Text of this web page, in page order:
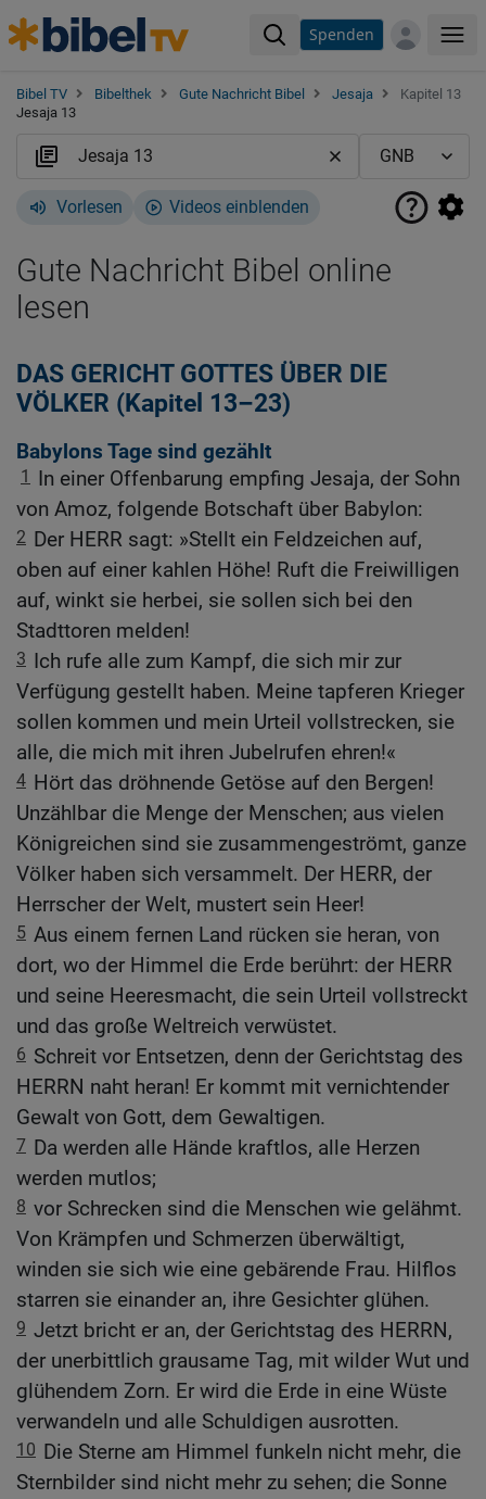
Spenden
Bibel TV Bibelthek Gute Nachricht Bibel Jesaja
Kapitel 13
Jesaja 13
Vorlesen Videos einblenden
Gute Nachricht Bibel online
lesen
DAS GERICHT GOTTES ÜBER DIE
VÖLKER (Kapitel 13–23)
Babylons Tage sind gezählt
1
In einer Offenbarung empfing Jesaja, der Sohn
von Amoz, folgende Botschaft über Babylon:
2 Der HERR sagt: »Stellt ein Feldzeichen auf,
oben auf einer kahlen Höhe! Ruft die Freiwilligen
auf, winkt sie herbei, sie sollen sich bei den
Stadttoren melden!
3 Ich rufe alle zum Kampf, die sich mir zur
Verfügung gestellt haben. Meine tapferen Krieger
sollen kommen und mein Urteil vollstrecken, sie
alle, die mich mit ihren Jubelrufen ehren!«
4 Hört das dröhnende Getöse auf den Bergen!
Unzählbar die Menge der Menschen; aus vielen
Königreichen sind sie zusammengeströmt, ganze
Völker haben sich versammelt. Der HERR, der
Herrscher der Welt, mustert sein Heer!
5 Aus einem fernen Land rücken sie heran, von
dort, wo der Himmel die Erde berührt: der HERR
und seine Heeresmacht, die sein Urteil vollstreckt
und das große Weltreich verwüstet.
6 Schreit vor Entsetzen, denn der Gerichtstag des
HERRN naht heran! Er kommt mit vernichtender
Gewalt von Gott, dem Gewaltigen.
7 Da werden alle Hände kraftlos, alle Herzen
werden mutlos;
8 vor Schrecken sind die Menschen wie gelähmt.
Von Krämpfen und Schmerzen überwältigt,
winden sie sich wie eine gebärende Frau. Hilflos
starren sie einander an, ihre Gesichter glühen.
9 Jetzt bricht er an, der Gerichtstag des HERRN,
der unerbittlich grausame Tag, mit wilder Wut und
glühendem Zorn. Er wird die Erde in eine Wüste
verwandeln und alle Schuldigen ausrotten.
10 Die Sterne am Himmel funkeln nicht mehr, die
Sternbilder sind nicht mehr zu sehen; die Sonne